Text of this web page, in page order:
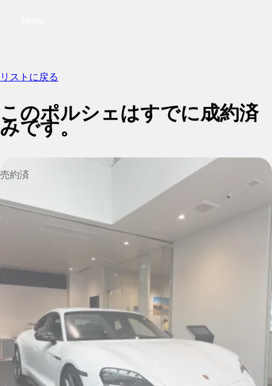
リストに戻る
このポルシェはすでに成約済
みです。
売約済